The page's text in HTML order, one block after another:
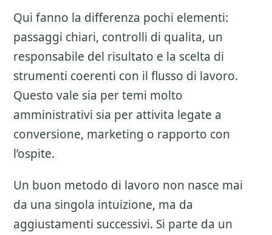
Qui fanno la differenza pochi elementi:
passaggi chiari, controlli di qualita, un
responsabile del risultato e la scelta di
strumenti coerenti con il flusso di lavoro.
Questo vale sia per temi molto
amministrativi sia per attivita legate a
conversione, marketing o rapporto con
l’ospite.
Un buon metodo di lavoro non nasce mai
da una singola intuizione, ma da
aggiustamenti successivi. Si parte da un